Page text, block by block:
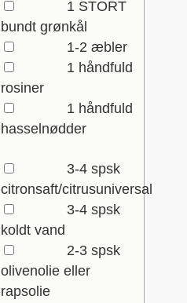
1 STORT
bundt grønkål
1-2 æbler
1 håndfuld
rosiner
1 håndfuld
hasselnødder
3-4 spsk
citronsaft/citrusuniversal
3-4 spsk
koldt vand
2-3 spsk
olivenolie eller
rapsolie